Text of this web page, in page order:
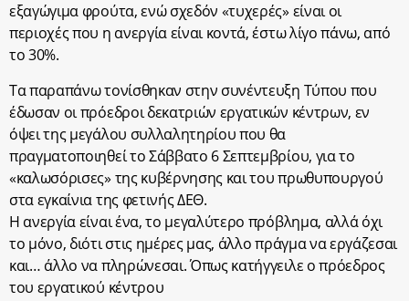
εξαγώγιμα φρούτα, ενώ σχεδόν «τυχερές» είναι οι
περιοχές που η ανεργία είναι κοντά, έστω λίγο πάνω, από
το 30%.
Τα παραπάνω τονίσθηκαν στην συνέντευξη Τύπου που
έδωσαν οι πρόεδροι δεκατριών εργατικών κέντρων, εν
όψει της μεγάλου συλλαλητηρίου που θα
πραγματοποιηθεί το Σάββατο 6 Σεπτεμβρίου, για το
«καλωσόρισες» της κυβέρνησης και του πρωθυπουργού
στα εγκαίνια της φετινής ΔΕΘ.
Η ανεργία είναι ένα, το μεγαλύτερο πρόβλημα, αλλά όχι
το μόνο, διότι στις ημέρες μας, άλλο πράγμα να εργάζεσαι
και… άλλο να πληρώνεσαι. Όπως κατήγγειλε ο πρόεδρος
του εργατικού κέντρου